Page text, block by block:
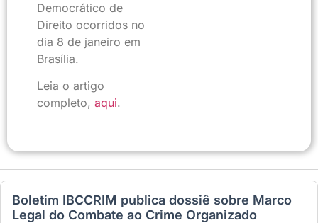
Democrático de
Direito ocorridos no
dia 8 de janeiro em
Brasília.
Leia o artigo
completo, aqui.
Boletim IBCCRIM publica dossiê sobre Marco
Legal do Combate ao Crime Organizado